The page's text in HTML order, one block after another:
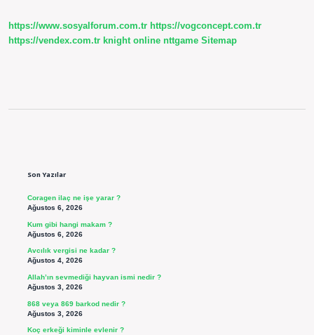
https://www.sosyalforum.com.tr https://vogconcept.com.tr
https://vendex.com.tr knight online nttgame Sitemap
Son Yazılar
Coragen ilaç ne işe yarar ?
Ağustos 6, 2026
Kum gibi hangi makam ?
Ağustos 6, 2026
Avcılık vergisi ne kadar ?
Ağustos 4, 2026
Allah’ın sevmediği hayvan ismi nedir ?
Ağustos 3, 2026
868 veya 869 barkod nedir ?
Ağustos 3, 2026
Koç erkeği kiminle evlenir ?